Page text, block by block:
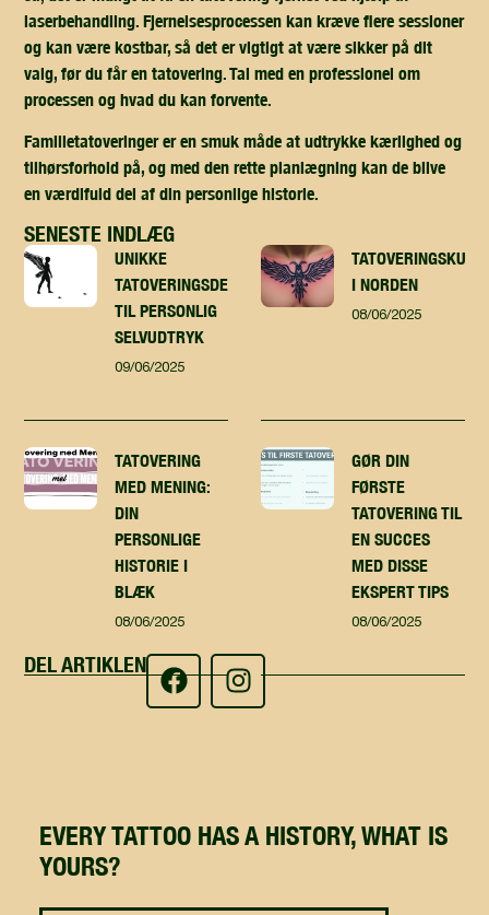
laserbehandling. Fjernelsesprocessen kan kræve flere sessioner
og kan være kostbar, så det er vigtigt at være sikker på dit
valg, før du får en tatovering. Tal med en professionel om
processen og hvad du kan forvente.
Familietatoveringer er en smuk måde at udtrykke kærlighed og
tilhørsforhold på, og med den rette planlægning kan de blive
en værdifuld del af din personlige historie.
SENESTE INDLÆG
UNIKKE
TATOVERINGSDESIGN
TIL PERSONLIG
SELVUDTRYK
09/06/2025
TATOVERINGSKUNST
I NORDEN
08/06/2025
TATOVERING
MED MENING:
DIN
PERSONLIGE
HISTORIE I
BLÆK
08/06/2025
GØR DIN
FØRSTE
TATOVERING TIL
EN SUCCES
MED DISSE
EKSPERT TIPS
08/06/2025
DEL ARTIKLEN
EVERY TATTOO HAS A HISTORY, WHAT IS
YOURS?